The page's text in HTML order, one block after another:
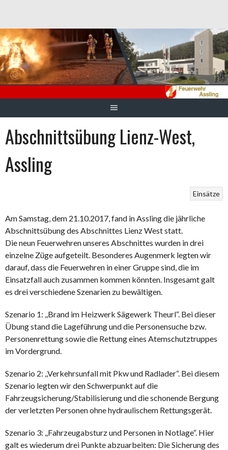
Inhalt
Abschnittsübung Lienz-West,
Assling
Einsätze
Am Samstag, dem 21.10.2017, fand in Assling die jährliche
Abschnittsübung des Abschnittes Lienz West statt.
Die neun Feuerwehren unseres Abschnittes wurden in drei
einzelne Züge aufgeteilt. Besonderes Augenmerk legten wir
darauf, dass die Feuerwehren in einer Gruppe sind, die im
Einsatzfall auch zusammen kommen könnten. Insgesamt galt
es drei verschiedene Szenarien zu bewältigen.
Szenario 1: ,,Brand im Heizwerk Sägewerk Theurl“. Bei dieser
Übung stand die Lageführung und die Personensuche bzw.
Personenrettung sowie die Rettung eines Atemschutztruppes
im Vordergrund.
Szenario 2: ,,Verkehrsunfall mit Pkw und Radlader“. Bei diesem
Szenario legten wir den Schwerpunkt auf die
Fahrzeugsicherung/Stabilisierung und die schonende Bergung
der verletzten Personen ohne hydraulischem Rettungsgerät.
Szenario 3: ,,Fahrzeugabsturz und Personen in Notlage“. Hier
galt es wiederum drei Punkte abzuarbeiten: Die Sicherung des